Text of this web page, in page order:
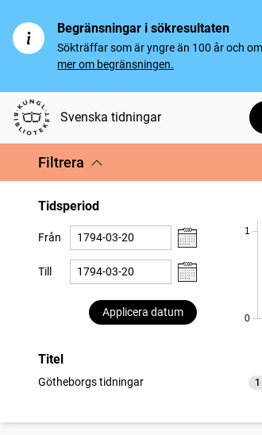
Begränsningar i sökresultaten
Sökträffar som är yngre än 100 år och
mer om begränsningen.
Svenska tidningar
Filtrera
Tidsperiod
Från
Till
Applicera datum
0
1
Titel
Götheborgs tidningar 1
träffar